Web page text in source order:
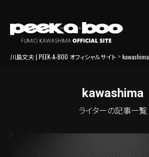
川島文夫 | PEEK-A-BOO オフィシャルサイト > kawashima
kawashima
ライターの記事一覧